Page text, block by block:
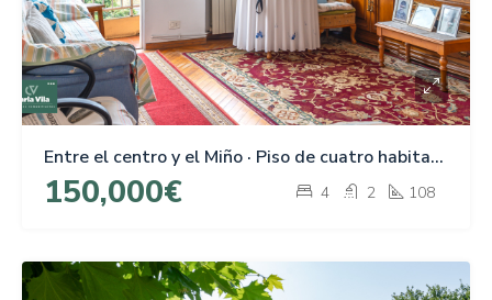
Entre el centro y el Miño · Piso de cuatro habitaciones en Rúa Santiago
150,000€ 4 2 108